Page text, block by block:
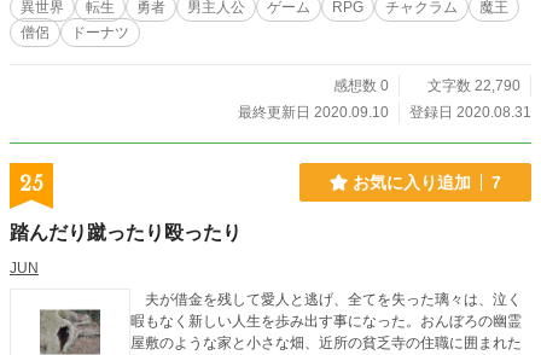
異世界 転生 勇者 男主人公 ゲーム RPG チャクラム
魔王
僧侶
ドーナツ
感想数 0
文字数 22,790
最終更新日 2020.09.10
登録日 2020.08.31
25 お気に入り追加 7
踏んだり蹴ったり殴ったり
JUN
夫が借金を残して愛人と逃げ、全てを失った璃々は、泣く
暇もなく新しい人生を歩み出す事になった。おんぼろの幽霊
屋敷のような家と小さな畑、近所の貧乏寺の住職に囲まれた